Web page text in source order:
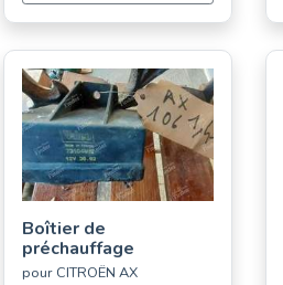
Boîtier de
préchauffage
pour CITROËN AX